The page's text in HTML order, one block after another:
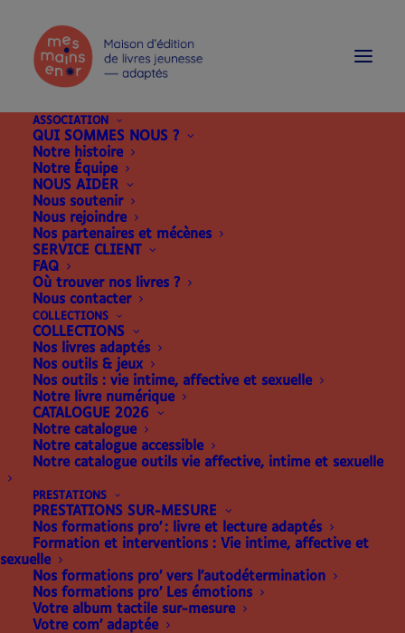
ASSOCIATION
QUI SOMMES NOUS ?
Notre histoire
Notre Équipe
NOUS AIDER
Nous soutenir
Nous rejoindre
Nos partenaires et mécènes
SERVICE CLIENT
FAQ
Où trouver nos livres ?
Nous contacter
COLLECTIONS
COLLECTIONS
Nos livres adaptés
Nos outils & jeux
Nos outils : vie intime, affective et sexuelle
Notre livre numérique
CATALOGUE 2026
Notre catalogue
Notre catalogue accessible
Notre catalogue outils vie affective, intime et sexuelle
PRESTATIONS
PRESTATIONS SUR-MESURE
Nos formations pro’ : livre et lecture adaptés
Formation et interventions : Vie intime, affective et
sexuelle
Nos formations pro’ vers l’autodétermination
Nos formations pro’ Les émotions
Votre album tactile sur-mesure
Votre com’ adaptée
MALLETTE DE
MÉDIATION
Outils pédagogiques est une catégorie qui propose
du matériel pour s’initier au braille ou découvrir la
déficience visuelle. Des masques de simulation